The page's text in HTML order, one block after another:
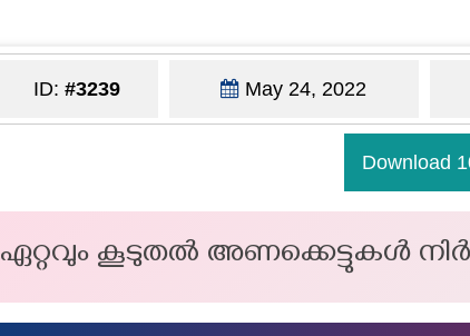
ID: #3239 May 24, 2022
Download
ഏറ്റവും കൂടുതൽ അണക്കെട്ടുകൾ